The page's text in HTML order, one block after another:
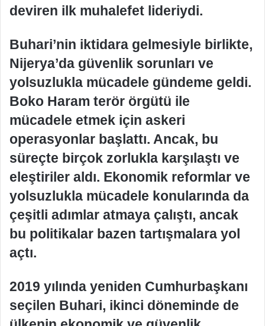
deviren ilk muhalefet lideriydi.
Buhari’nin iktidara gelmesiyle birlikte,
Nijerya’da güvenlik sorunları ve
yolsuzlukla mücadele gündeme geldi.
Boko Haram terör örgütü ile
mücadele etmek için askeri
operasyonlar başlattı. Ancak, bu
süreçte birçok zorlukla karşılaştı ve
eleştiriler aldı. Ekonomik reformlar ve
yolsuzlukla mücadele konularında da
çeşitli adımlar atmaya çalıştı, ancak
bu politikalar bazen tartışmalara yol
açtı.
2019 yılında yeniden Cumhurbaşkanı
seçilen Buhari, ikinci döneminde de